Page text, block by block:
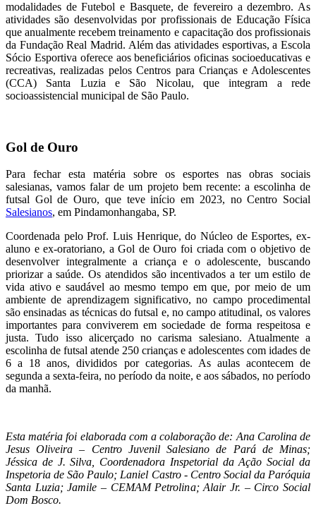
modalidades de Futebol e Basquete, de fevereiro a dezembro. As
atividades são desenvolvidas por profissionais de Educação Física
que anualmente recebem treinamento e capacitação dos profissionais
da Fundação Real Madrid. Além das atividades esportivas, a Escola
Sócio Esportiva oferece aos beneficiários oficinas socioeducativas e
recreativas, realizadas pelos Centros para Crianças e Adolescentes
(CCA) Santa Luzia e São Nicolau, que integram a rede
socioassistencial municipal de São Paulo.
Gol de Ouro
Para fechar esta matéria sobre os esportes nas obras sociais
salesianas, vamos falar de um projeto bem recente: a escolinha de
futsal Gol de Ouro, que teve início em 2023, no Centro Social
Salesianos, em Pindamonhangaba, SP.
Coordenada pelo Prof. Luis Henrique, do Núcleo de Esportes, ex-
aluno e ex-oratoriano, a Gol de Ouro foi criada com o objetivo de
desenvolver integralmente a criança e o adolescente, buscando
priorizar a saúde. Os atendidos são incentivados a ter um estilo de
vida ativo e saudável ao mesmo tempo em que, por meio de um
ambiente de aprendizagem significativo, no campo procedimental
são ensinadas as técnicas do futsal e, no campo atitudinal, os valores
importantes para conviverem em sociedade de forma respeitosa e
justa. Tudo isso alicerçado no carisma salesiano. Atualmente a
escolinha de futsal atende 250 crianças e adolescentes com idades de
6 a 18 anos, divididos por categorias. As aulas acontecem de
segunda a sexta-feira, no período da noite, e aos sábados, no período
da manhã.
Esta matéria foi elaborada com a colaboração de: Ana Carolina de
Jesus Oliveira – Centro Juvenil Salesiano de Pará de Minas;
Jéssica de J. Silva, Coordenadora Inspetorial da Ação Social da
Inspetoria de São Paulo; Laniel Castro - Centro Social da Paróquia
Santa Luzia; Jamile – CEMAM Petrolina; Alair Jr. – Circo Social
Dom Bosco.